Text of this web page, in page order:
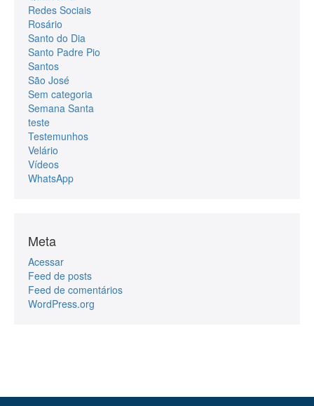
Redes Sociais
Rosário
Santo do Dia
Santo Padre Pio
Santos
São José
Sem categoria
Semana Santa
teste
Testemunhos
Velário
Vídeos
WhatsApp
Meta
Acessar
Feed de posts
Feed de comentários
WordPress.org